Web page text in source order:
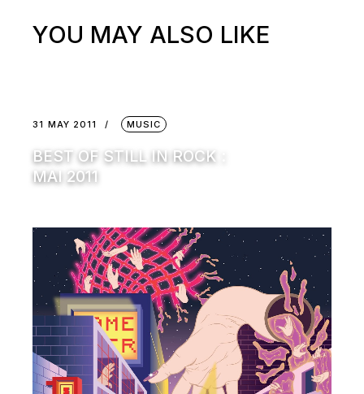
YOU MAY ALSO LIKE
31 MAY 2011 MUSIC
BEST OF STILL IN ROCK :
MAI 2011